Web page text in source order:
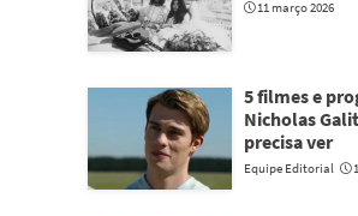
11 março 2026
5 filmes e
Nicholas
precisa ver
Equipe Editorial